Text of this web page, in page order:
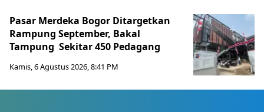
Pasar Merdeka Bogor Ditargetkan
Rampung September, Bakal
Tampung Sekitar 450 Pedagang
Kamis, 6 Agustus 2026, 8:41 PM